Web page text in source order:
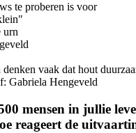
te proberen is voor
vaak dat hout
Gabriela Hengeveld
mensen in jullie
reageert de